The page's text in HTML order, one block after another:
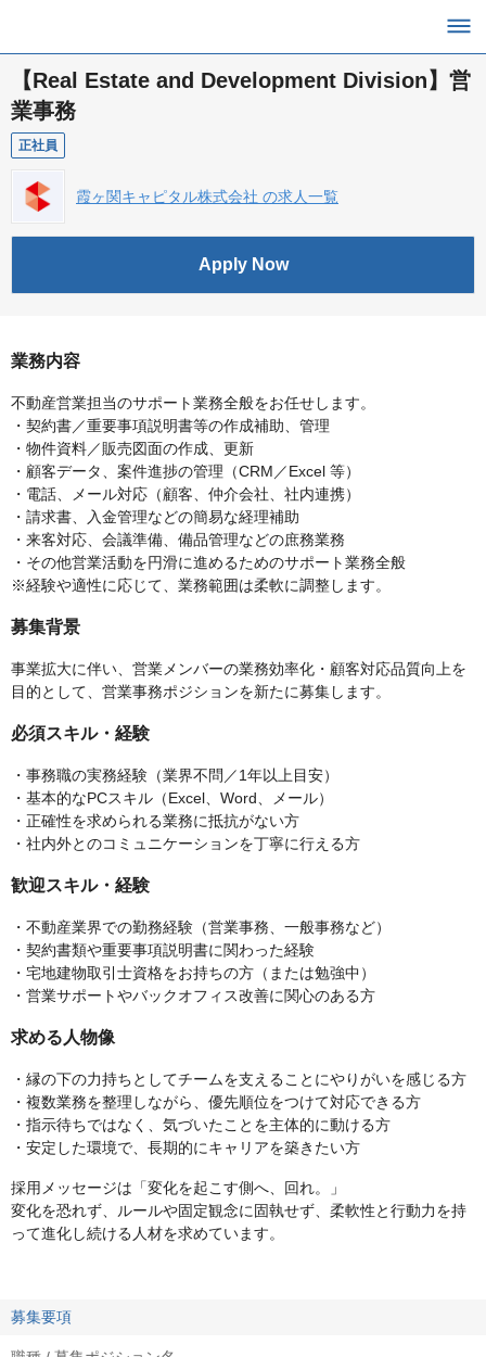
【Real Estate and Development Division】営
業事務
正社員
霞ヶ関キャピタル株式会社 の求人一覧
Apply Now
業務内容
不動産営業担当のサポート業務全般をお任せします。
・契約書／重要事項説明書等の作成補助、管理
・物件資料／販売図面の作成、更新
・顧客データ、案件進捗の管理（CRM／Excel 等）
・電話、メール対応（顧客、仲介会社、社内連携）
・請求書、入金管理などの簡易な経理補助
・来客対応、会議準備、備品管理などの庶務業務
・その他営業活動を円滑に進めるためのサポート業務全般
※経験や適性に応じて、業務範囲は柔軟に調整します。
募集背景
事業拡大に伴い、営業メンバーの業務効率化・顧客対応品質向上を
目的として、営業事務ポジションを新たに募集します。
必須スキル・経験
・事務職の実務経験（業界不問／1年以上目安）
・基本的なPCスキル（Excel、Word、メール）
・正確性を求められる業務に抵抗がない方
・社内外とのコミュニケーションを丁寧に行える方
歓迎スキル・経験
・不動産業界での勤務経験（営業事務、一般事務など）
・契約書類や重要事項説明書に関わった経験
・宅地建物取引士資格をお持ちの方（または勉強中）
・営業サポートやバックオフィス改善に関心のある方
求める人物像
・縁の下の力持ちとしてチームを支えることにやりがいを感じる方
・複数業務を整理しながら、優先順位をつけて対応できる方
・指示待ちではなく、気づいたことを主体的に動ける方
・安定した環境で、長期的にキャリアを築きたい方
採用メッセージは「変化を起こす側へ、回れ。」
変化を恐れず、ルールや固定観念に固執せず、柔軟性と行動力を持
って進化し続ける人材を求めています。
募集要項